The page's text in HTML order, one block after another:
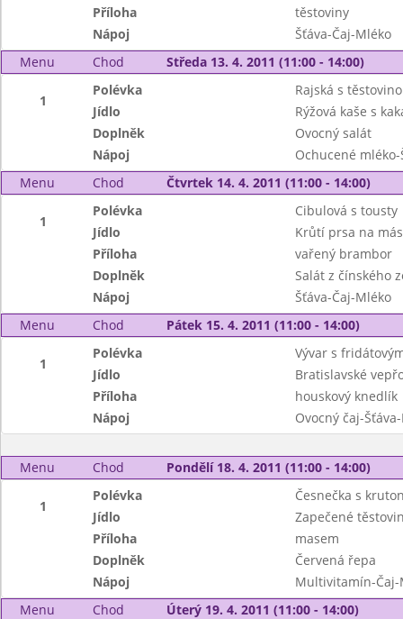
Příloha
těstoviny
Nápoj
Šťáva-Čaj-Mléko
Menu
Chod Středa 13. 4. 2011 (11:00 - 14:00)
1
Polévka
Rajská s
Jídlo
Rýžová kaše s
Doplněk
Ovocný salát
Nápoj
Ochucené mléko-
Menu
Chod Čtvrtek 14. 4. 2011 (11:00 - 14:00)
1
Polévka
Cibulová s tousty
Jídlo
Krůtí prsa na
Příloha
vařený brambor
Doplněk
Salát z čínského
Nápoj
Šťáva-Čaj-Mléko
Menu
Chod Pátek 15. 4. 2011 (11:00 - 14:00)
1
Polévka
Vývar s
Jídlo
Bratislavské
Příloha
houskový knedlík
Nápoj
Ovocný čaj-
Menu Chod Pondělí 18. 4. 2011 (11:00 - 14:00)
1
Polévka
Česnečka s
Jídlo
Zapečené
Příloha
masem
Doplněk
Červená řepa
Nápoj
Multivitamín-Čaj-
Menu
Chod Úterý 19. 4. 2011 (11:00 - 14:00)